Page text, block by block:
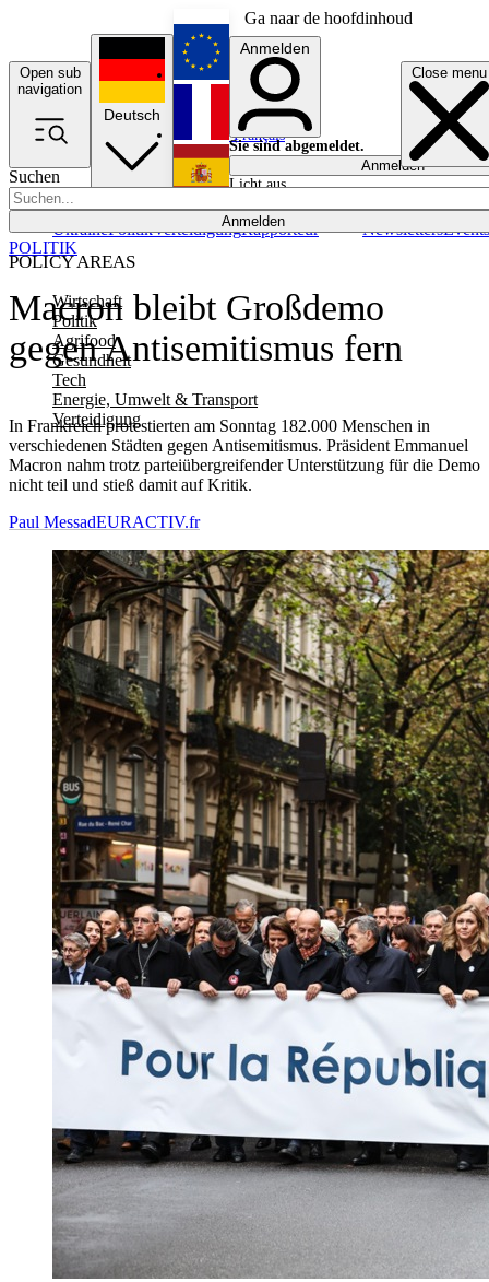
Ga naar de hoofdinhoud
Open sub
navigation
Close menu
Suchen
Anmelden
POLICY AREAS
Wirtschaft
Politik
Agrifood
Gesundheit
Tech
Energie, Umwelt & Transport
Verteidigung
UkrainePolitikVerteidigungRapporteur NewslettersEvents
Deutsch
English
Français
Anmelden
Sie sind abgemeldet.
Anmelden
Licht aus
Macron bleibt Großdemo
gegen Antisemitismus fern
In Frankreich protestierten am Sonntag 182.000 Menschen in
verschiedenen Städten gegen Antisemitismus. Präsident Emmanuel
Macron nahm trotz parteiübergreifender Unterstützung für die Demo
nicht teil und stieß damit auf Kritik.
POLITIK
Paul MessadEURACTIV.fr